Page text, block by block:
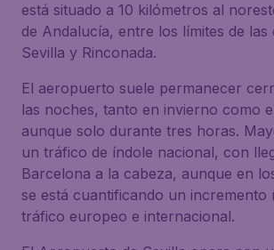
está situado a 10 kilómetros al
de Andalucía, entre los límites de las
Sevilla y Rinconada.
El aeropuerto suele permanecer
las noches, tanto en invierno como
aunque solo durante tres horas.
un tráfico de índole nacional, con
Barcelona a la cabeza, aunque en
se está cuantificando un incremento
tráfico europeo e internacional.